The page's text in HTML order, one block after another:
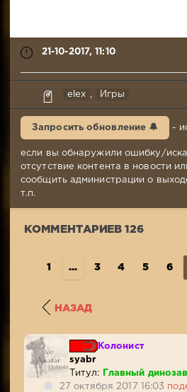
21-10-2017, 11:10
syabr
21-
11:10
Комментариев:
126
elex , Игры
Запросить обновление 🔔 -
если вы обнаружили ошибку/
отсутствие контента в новости
сообщить администрации о
т.п.
КОММЕНТАРИЕВ 126
1 ... 3 4 5 6
НАЗАД
Колонист
syabr
Титул:
Главный
27 октября 2017 16:03